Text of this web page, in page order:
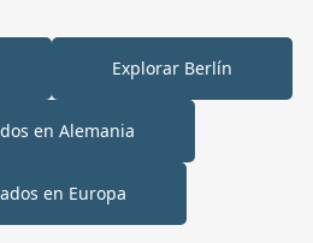
Explorar Berlín
en Alemania
en Europa